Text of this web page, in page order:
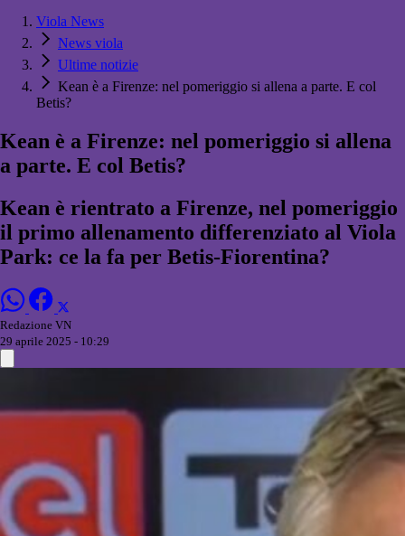
Viola News
News viola
Ultime notizie
Kean è a Firenze: nel pomeriggio si allena a parte. E col
Betis?
Kean è a Firenze: nel pomeriggio si allena
a parte. E col Betis?
Kean è rientrato a Firenze, nel pomeriggio
il primo allenamento differenziato al Viola
Park: ce la fa per Betis-Fiorentina?
Redazione VN
29 aprile 2025 - 10:29